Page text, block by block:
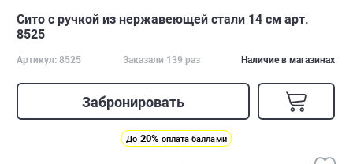
Сито с ручкой из нержавеющей стали 14 см арт.
8525
Артикул: 8525 Заказали 139 раз Наличие в магазинах
Забронировать
До 20% оплата баллами